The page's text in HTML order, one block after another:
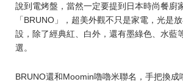
說到電烤盤，當然一定要提到日本時尚餐廚
「BRUNO」，超美外觀不只是家電，光是
設，除了經典紅、白外，還有墨綠色、水藍
選。
BRUNO還和Moomin嚕嚕米聯名，手把換成